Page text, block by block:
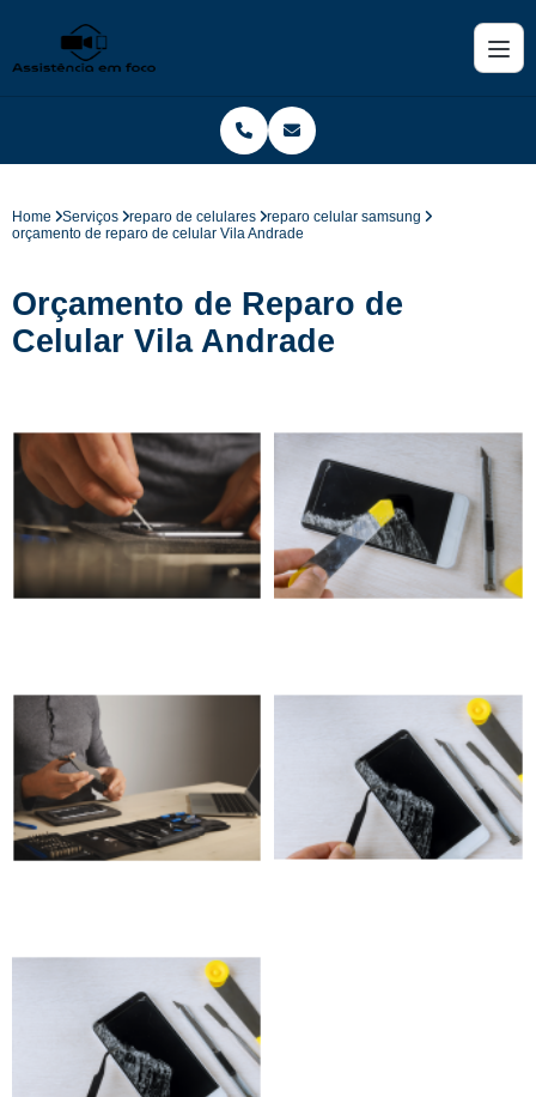
Home Serviços reparo de celulares
reparo celular samsung
orçamento de reparo de celular Vila Andrade
Orçamento de Reparo de
Celular Vila Andrade